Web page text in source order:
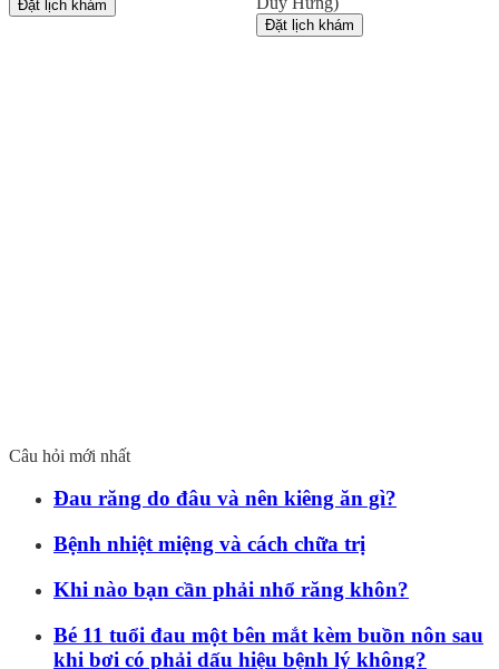
Đặt lịch khám
Đặt lịch khám
Câu hỏi mới nhất
Đau răng do đâu và nên kiêng ăn gì?
Bệnh nhiệt miệng và cách chữa trị
Khi nào bạn cần phải nhổ răng khôn?
Bé 11 tuổi đau một bên mắt kèm buồn nôn sau
khi bơi có phải dấu hiệu bệnh lý không?